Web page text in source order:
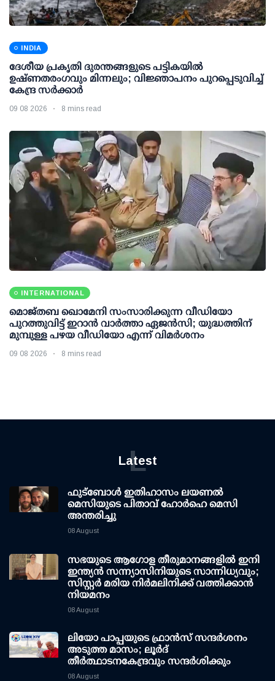
INDIA
ദേശീയ പ്രകൃതി ദുരന്തങ്ങളുടെ പട്ടികയില്‍
ഉഷ്ണതരംഗവും മിന്നലും; വിജ്ഞാപനം പുറപ്പെടുവിച്ച്
കേന്ദ്ര സര്‍ക്കാര്‍
09 08 2026 8 mins read
INTERNATIONAL
മൊജ്തബ ഖൊമേനി സംസാരിക്കുന്ന വീഡിയോ
പുറത്തുവിട്ട് ഇറാന്‍ വാര്‍ത്താ ഏജന്‍സി; യുദ്ധത്തിന്
മുമ്പുള്ള പഴയ വീഡിയോ എന്ന് വിമര്‍ശനം
09 08 2026 8 mins read
Latest
L
ഫുട്ബോൾ ഇതിഹാസം ലയണൽ
മെസിയുടെ പിതാവ് ഹോർഹെ മെസി
അന്തരിച്ചു
08 August
സഭയുടെ ആഗോള തീരുമാനങ്ങളിൽ ഇനി
ഇന്ത്യൻ സന്ന്യാസിനിയുടെ സാന്നിധ്യവും;
സിസ്റ്റർ മരിയ നിർമലിനിക്ക് വത്തിക്കാൻ
നിയമനം
08 August
ലിയോ പാപ്പയുടെ ഫ്രാൻസ് സന്ദർശനം
അടുത്ത മാസം; ലൂർദ്
തീർത്ഥാടനകേന്ദ്രവും സന്ദർശിക്കും
08 August